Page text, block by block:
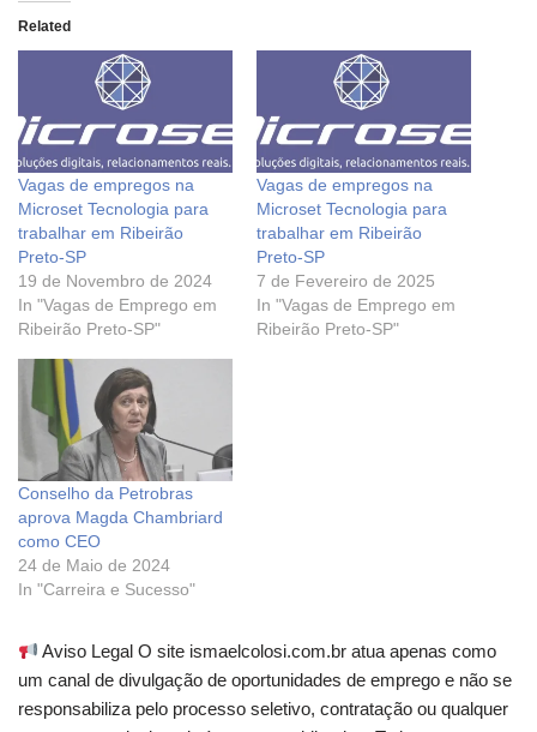
Related
Vagas de empregos na
Microset Tecnologia para
trabalhar em Ribeirão
Preto-SP
19 de Novembro de 2024
In "Vagas de Emprego em
Ribeirão Preto-SP"
Vagas de empregos na
Microset Tecnologia para
trabalhar em Ribeirão
Preto-SP
7 de Fevereiro de 2025
In "Vagas de Emprego em
Ribeirão Preto-SP"
Conselho da Petrobras
aprova Magda Chambriard
como CEO
24 de Maio de 2024
In "Carreira e Sucesso"
Aviso Legal O site ismaelcolosi.com.br atua apenas como
um canal de divulgação de oportunidades de emprego e não se
responsabiliza pelo processo seletivo, contratação ou qualquer